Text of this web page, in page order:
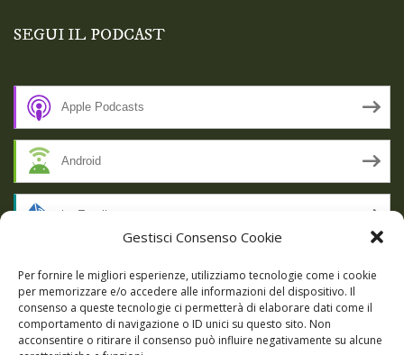
Gestisci Consenso Cookie
Per fornire le migliori esperienze, utilizziamo tecnologie come i cookie
per memorizzare e/o accedere alle informazioni del dispositivo. Il
consenso a queste tecnologie ci permetterà di elaborare dati come il
comportamento di navigazione o ID unici su questo sito. Non
acconsentire o ritirare il consenso può influire negativamente su alcune
SEGUI IL PODCAST
Apple Podcasts
Android
by Email
RSS
SSL SECURE